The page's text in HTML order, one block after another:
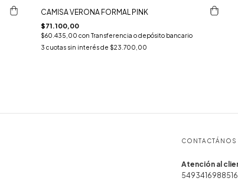
CAMISA VERONA FORMAL PINK
$71.100,00
$60.435,00 con Transferencia o depósito bancario
3 cuotas sin interés de $23.700,00
CONTACTÁNOS
5493416988516